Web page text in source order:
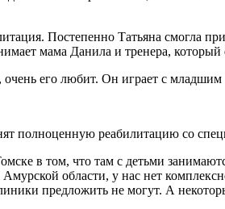
Постепенно Татьяна смогла
мама Данила и тренера, который
его любит. Он играет с младшим
полноценную реабилитацию со
в том, что там с детьми
Амурской области, у нас нет
предложить не могут. А